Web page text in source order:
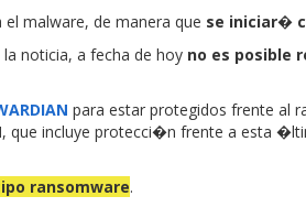
el malware, de manera que se iniciar�
noticia, a fecha de hoy no es posible
para estar protegidos frente al
que incluye protecci�n frente a esta
ransomware.